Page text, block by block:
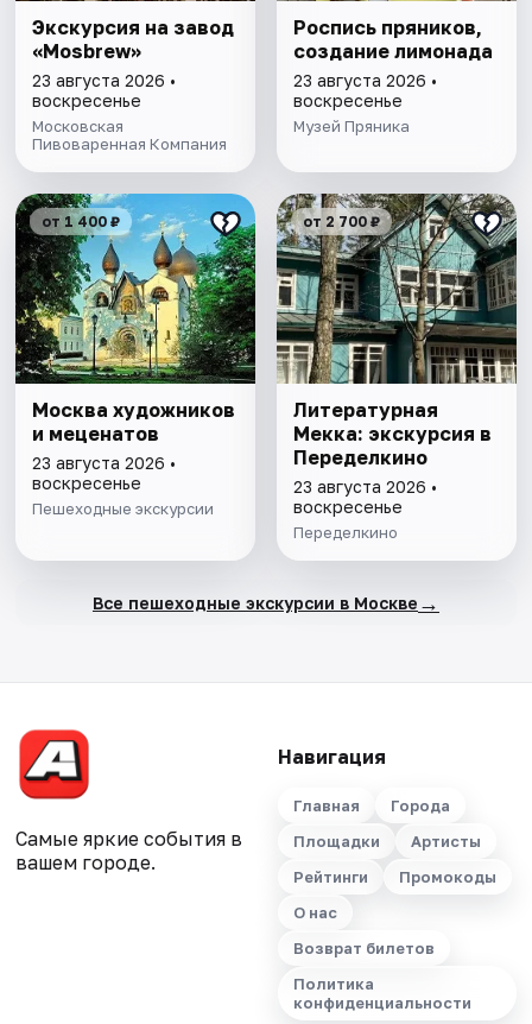
Экскурсия на завод
«Mosbrew»
23 августа 2026 •
воскресенье
Московская
Пивоваренная Компания
Роспись пряников,
создание лимонада
23 августа 2026 •
воскресенье
Музей Пряника
от 1 400 ₽
Москва художников
и меценатов
23 августа 2026 •
воскресенье
Пешеходные экскурсии
от 2 700 ₽
Литературная
Мекка: экскурсия в
Переделкино
23 августа 2026 •
воскресенье
Переделкино
Все пешеходные экскурсии в Москве →
Самые яркие события в
вашем городе.
Навигация
Главная
Города
Площадки
Артисты
Рейтинги
Промокоды
О нас
Возврат билетов
Политика
конфиденциальности